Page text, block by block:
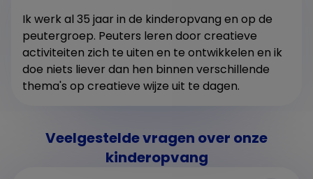
Ik werk al 35 jaar in de kinderopvang en op de
peutergroep. Peuters leren door creatieve
activiteiten zich te uiten en te ontwikkelen en ik
doe niets liever dan hen binnen verschillende
thema's op creatieve wijze uit te dagen.
Veelgestelde vragen over onze
kinderopvang